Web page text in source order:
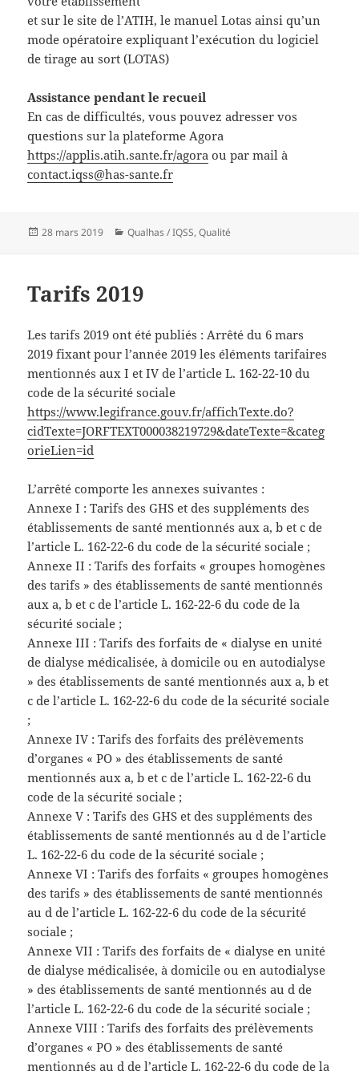
et sur le site de l’ATIH, le manuel Lotas ainsi qu’un
mode opératoire expliquant l’exécution du logiciel
de tirage au sort (LOTAS)
Assistance pendant le recueil
En cas de difficultés, vous pouvez adresser vos
questions sur la plateforme Agora
https://applis.atih.sante.fr/agora ou par mail à
contact.iqss@has-sante.fr
Publié
28 mars 2019 Catégories
Qualhas / IQSS,Qualité
Tarifs 2019
Les tarifs 2019 ont été publiés : Arrêté du 6 mars
2019 fixant pour l’année 2019 les éléments tarifaires
mentionnés aux I et IV de l’article L. 162-22-10 du
code de la sécurité sociale
https://www.legifrance.gouv.fr/affichTexte.do?
cidTexte=JORFTEXT000038219729&dateTexte=&categ
orieLien=id
L’arrêté comporte les annexes suivantes :
Annexe I : Tarifs des GHS et des suppléments des
établissements de santé mentionnés aux a, b et c de
l’article L. 162-22-6 du code de la sécurité sociale ;
Annexe II : Tarifs des forfaits « groupes homogènes
des tarifs » des établissements de santé mentionnés
aux a, b et c de l’article L. 162-22-6 du code de la
sécurité sociale ;
Annexe III : Tarifs des forfaits de « dialyse en unité
de dialyse médicalisée, à domicile ou en autodialyse
» des établissements de santé mentionnés aux a, b et
c de l’article L. 162-22-6 du code de la sécurité sociale
;
Annexe IV : Tarifs des forfaits des prélèvements
d’organes « PO » des établissements de santé
mentionnés aux a, b et c de l’article L. 162-22-6 du
code de la sécurité sociale ;
Annexe V : Tarifs des GHS et des suppléments des
établissements de santé mentionnés au d de l’article
L. 162-22-6 du code de la sécurité sociale ;
Annexe VI : Tarifs des forfaits « groupes homogènes
des tarifs » des établissements de santé mentionnés
au d de l’article L. 162-22-6 du code de la sécurité
sociale ;
Annexe VII : Tarifs des forfaits de « dialyse en unité
de dialyse médicalisée, à domicile ou en autodialyse
» des établissements de santé mentionnés au d de
l’article L. 162-22-6 du code de la sécurité sociale ;
Annexe VIII : Tarifs des forfaits des prélèvements
d’organes « PO » des établissements de santé
mentionnés au d de l’article L. 162-22-6 du code de la